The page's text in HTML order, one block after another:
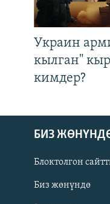
Украин
кылган"
кимдер?
БИЗ
Блоктолгон
Биз жөнүндө